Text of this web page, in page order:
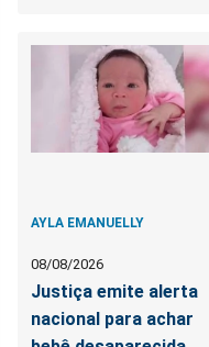
AYLA EMANUELLY
08/08/2026
Justiça emite alerta
nacional para achar